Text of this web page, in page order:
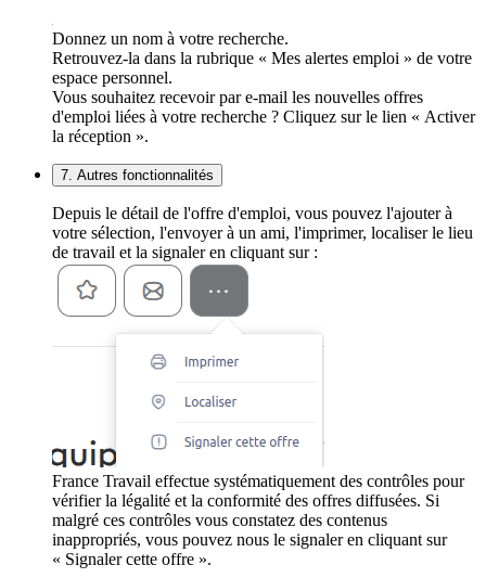
Donnez un nom à votre recherche.
Retrouvez-la dans la rubrique « Mes alertes emploi » de votre
espace personnel.
Vous souhaitez recevoir par e-mail les nouvelles offres
d'emploi liées à votre recherche ? Cliquez sur le lien « Activer
la réception ».
7. Autres fonctionnalités
Depuis le détail de l'offre d'emploi, vous pouvez l'ajouter à
votre sélection, l'envoyer à un ami, l'imprimer, localiser le lieu
de travail et la signaler en cliquant sur :
France Travail effectue systématiquement des contrôles pour
vérifier la légalité et la conformité des offres diffusées. Si
malgré ces contrôles vous constatez des contenus
inappropriés, vous pouvez nous le signaler en cliquant sur
« Signaler cette offre ».